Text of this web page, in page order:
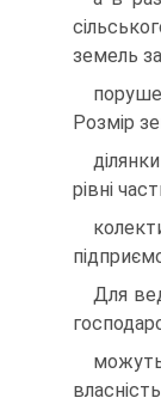
земель
Розмiр
рiвнi
Для